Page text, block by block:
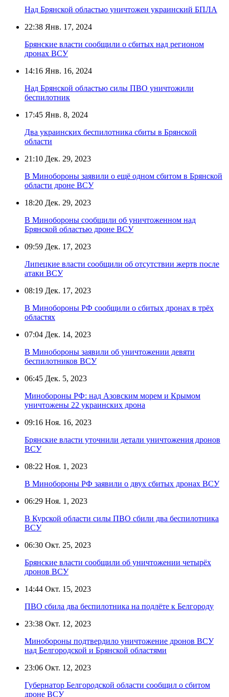
Над Брянской областью уничтожен украинский БПЛА
22:38 Янв. 17, 2024
Брянские власти сообщили о сбитых над регионом
дронах ВСУ
14:16 Янв. 16, 2024
Над Брянской областью силы ПВО уничтожили
беспилотник
17:45 Янв. 8, 2024
Два украинских беспилотника сбиты в Брянской
области
21:10 Дек. 29, 2023
В Минобороны заявили о ещё одном сбитом в Брянской
области дроне ВСУ
18:20 Дек. 29, 2023
В Минобороны сообщили об уничтоженном над
Брянской областью дроне ВСУ
09:59 Дек. 17, 2023
Липецкие власти сообщили об отсутствии жертв после
атаки ВСУ
08:19 Дек. 17, 2023
В Минобороны РФ сообщили о сбитых дронах в трёх
областях
07:04 Дек. 14, 2023
В Минобороны заявили об уничтожении девяти
беспилотников ВСУ
06:45 Дек. 5, 2023
Минобороны РФ: над Азовским морем и Крымом
уничтожены 22 украинских дрона
09:16 Ноя. 16, 2023
Брянские власти уточнили детали уничтожения дронов
ВСУ
08:22 Ноя. 1, 2023
В Минобороны РФ заявили о двух сбитых дронах ВСУ
06:29 Ноя. 1, 2023
В Курской области силы ПВО сбили два беспилотника
ВСУ
06:30 Окт. 25, 2023
Брянские власти сообщили об уничтожении четырёх
дронов ВСУ
14:44 Окт. 15, 2023
ПВО сбила два беспилотника на подлёте к Белгороду
23:38 Окт. 12, 2023
Минобороны подтвердило уничтожение дронов ВСУ
над Белгородской и Брянской областями
23:06 Окт. 12, 2023
Губернатор Белгородской области сообщил о сбитом
дроне ВСУ